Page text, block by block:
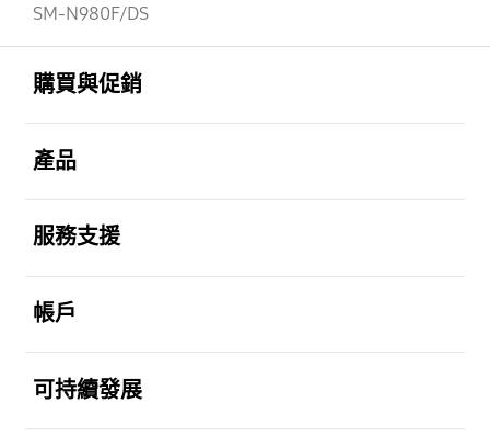
SM-N980F/DS
購買與促銷
產品
服務支援
帳戶
可持續發展